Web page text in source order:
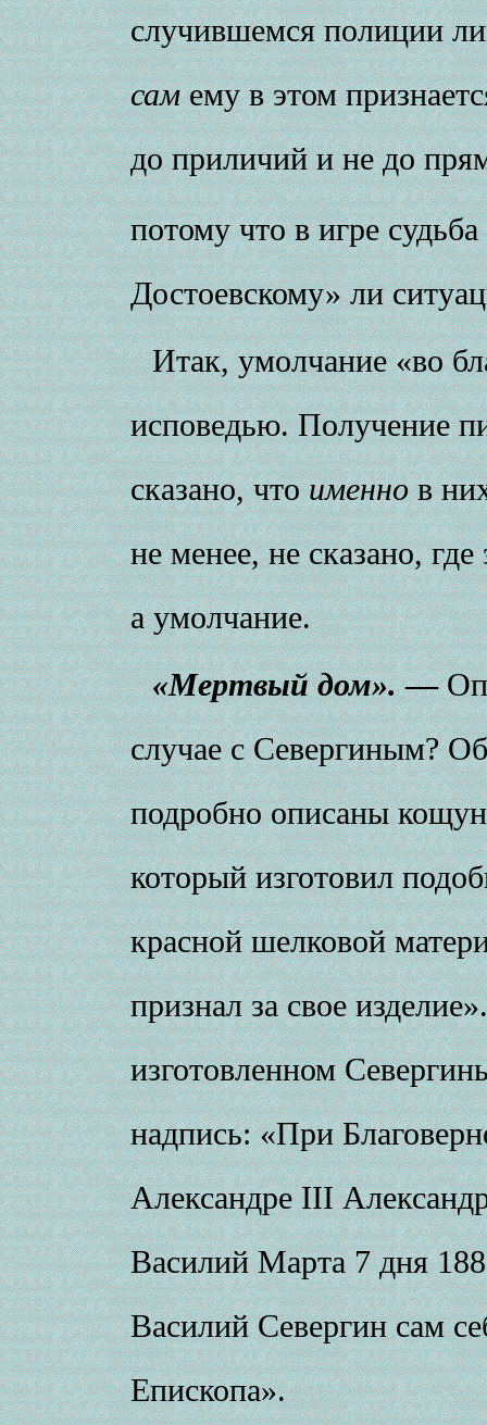
случившемся полиции
самему в этом
до приличий и не до
потому что в игре судьба
Достоевскому» ли
Итак, умолчание «во
исповедью. Получение
сказано, чтоименнов
не менее, не сказано,
а умолчание.
«Мертвый дом».—
случае с Севергиным?
подробно описаны
который изготовил
красной шелковой
признал за свое
изготовленном
надпись: «При
АлександреIII
Василий Марта 7 дня
Василий Севергин сам
Епископа».